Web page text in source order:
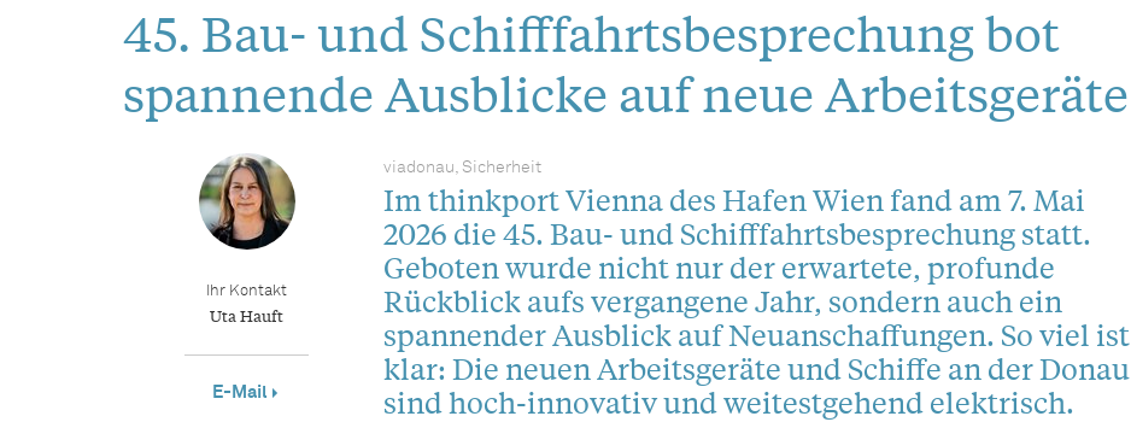
45. Bau- und Schifffahrtsbesprechung bot
spannende Ausblicke auf neue Arbeitsgeräte
viadonau, Sicherheit
Im thinkport Vienna des Hafen Wien fand am 7. Mai
2026 die 45. Bau- und Schifffahrtsbesprechung statt.
Geboten wurde nicht nur der erwartete, profunde
Rückblick aufs vergangene Jahr, sondern auch ein
spannender Ausblick auf Neuanschaffungen. So viel ist
klar: Die neuen Arbeitsgeräte und Schiffe an der Donau
sind hoch-innovativ und weitestgehend elektrisch.
Ihr Kontakt
Uta Hauft
E-Mail